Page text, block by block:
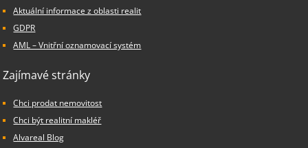
Aktuální informace z oblasti realit
GDPR
AML – Vnitřní oznamovací systém
Zajímavé stránky
Chci prodat nemovitost
Chci být realitní makléř
Alvareal Blog